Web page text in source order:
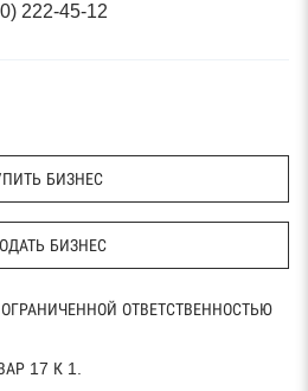
222-45-12
БИЗНЕС
БИЗНЕС
ОТВЕТСТВЕННОСТЬЮ
17 К 1.